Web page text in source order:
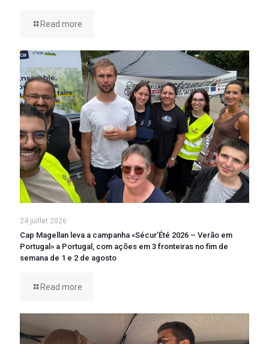
Read more
24 juillet 2026
Cap Magellan leva a campanha «Sécur’Été 2026 – Verão em
Portugal» a Portugal, com ações em 3 fronteiras no fim de
semana de 1 e 2 de agosto
Read more